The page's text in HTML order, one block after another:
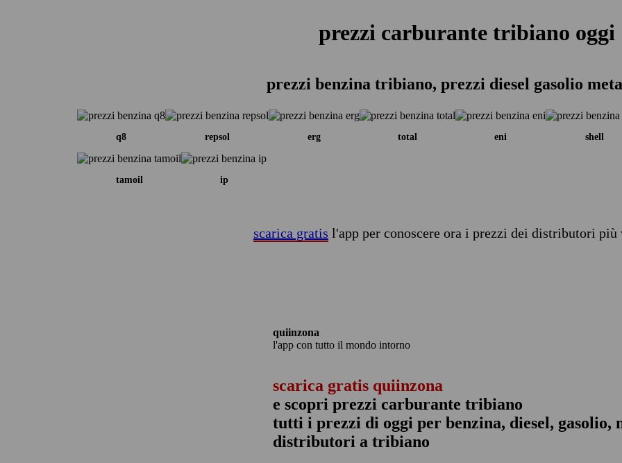
prezzi carburante tribiano oggi
prezzi benzina tribiano, prezzi diesel gasolio
q8 repsol erg total eni shell
tamoil ip
scarica gratis l'app per conoscere ora i prezzi dei distributori più
quiinzona
l'app con tutto il mondo intorno
scarica gratis quiinzona
e scopri prezzi carburante tribiano
tutti i prezzi di oggi per benzina, diesel, gasolio,
distributori a tribiano